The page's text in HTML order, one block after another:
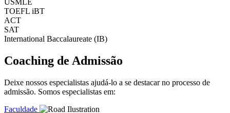
USMLE
TOEFL iBT
ACT
SAT
International Baccalaureate (IB)
Coaching de Admissão
Deixe nossos especialistas ajudá-lo a se destacar no processo de
admissão. Somos especialistas em:
Faculdade